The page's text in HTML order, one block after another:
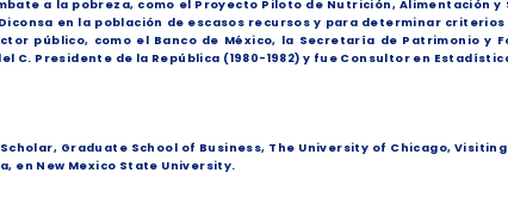
a la pobreza, como el Proyecto Piloto de Nutrición, Alimentación
en la población de escasos recursos y para determinar
público, como el Banco de México, la Secretaría de Patrimonio
Presidente de la República (1980-1982) y fue Consultor en
Graduate School of Business, The University of Chicago,
en New Mexico State University.